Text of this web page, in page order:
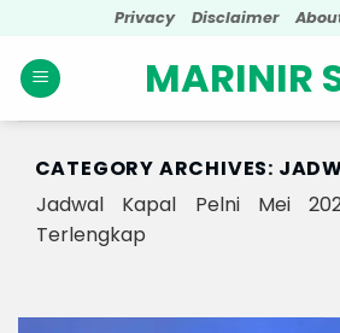
content
Privacy Disclaimer
MARINIR
CATEGORY ARCHIVES:
Jadwal Kapal Pelni Mei
Terlengkap